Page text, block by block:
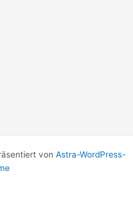
von Astra-WordPress-